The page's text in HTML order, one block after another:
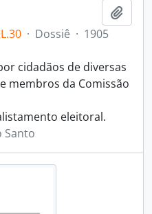
· Dossiê · 1905
cidadãos de diversas
membros da Comissão
eleitoral.
Santo